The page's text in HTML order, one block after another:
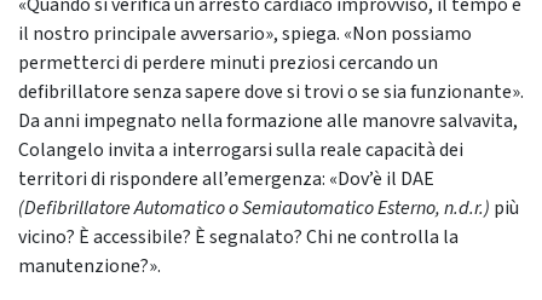
il nostro principale avversario», spiega. «Non possiamo
permetterci di perdere minuti preziosi cercando un
defibrillatore senza sapere dove si trovi o se sia funzionante».
Da anni impegnato nella formazione alle manovre salvavita,
Colangelo invita a interrogarsi sulla reale capacità dei
territori di rispondere all’emergenza: «Dov’è il DAE
(Defibrillatore Automatico o Semiautomatico Esterno, n.d.r.) più
vicino? È accessibile? È segnalato? Chi ne controlla la
manutenzione?».